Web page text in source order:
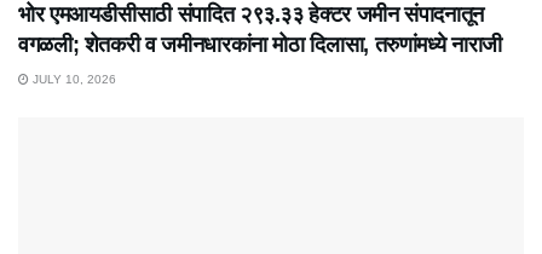
भोर एमआयडीसीसाठी संपादित २९३.३३ हेक्टर जमीन संपादनातून
वगळली; शेतकरी व जमीनधारकांना मोठा दिलासा, तरुणांमध्ये नाराजी
JULY 10, 2026